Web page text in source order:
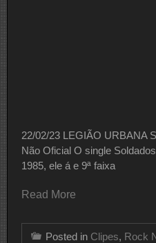
22/02/23 LEGIÃO URBANA
Não Oficial O single
1985, ele á e 9ª faixa
Read More
Posted in Clipes, Rock